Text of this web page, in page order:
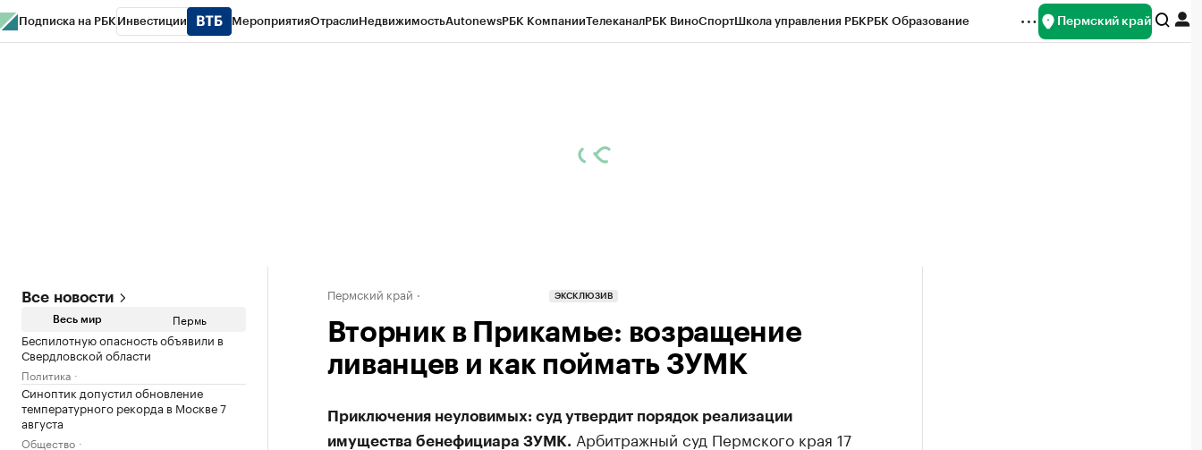
Подписка на РБК Инвестиции МероприятияОтраслиНедвижимостьAutonewsРБК КомпанииТелеканалРБК ВиноСпортШкола управления РБКРБК Образование Пермский край
Все новости
Весь мир Пермь
Беспилотную опасность объявили в
Свердловской области
Политика
Синоптик допустил обновление
температурного рекорда в Москве 7
августа
Общество
Пермский край ЭКСКЛЮЗИВ
Вторник в Прикамье: возращение
ливанцев и как поймать ЗУМК
Приключения неуловимых: суд утвердит порядок реализации
имущества бенефициара ЗУМК. Арбитражный суд Пермского края 17